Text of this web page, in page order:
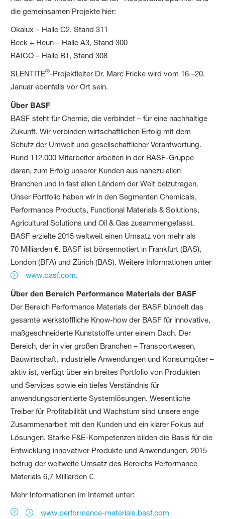
die gemeinsamen Projekte hier:
Okalux – Halle C2, Stand 311
Beck + Heun – Halle A3, Stand 300
RAICO – Halle B1, Stand 308
SLENTITE®-Projektleiter Dr. Marc Fricke wird vom 16.–20.
Januar ebenfalls vor Ort sein.
Über BASF
BASF steht für Chemie, die verbindet – für eine nachhaltige
Zukunft. Wir verbinden wirtschaftlichen Erfolg mit dem
Schutz der Umwelt und gesellschaftlicher Verantwortung.
Rund 112.000 Mitarbeiter arbeiten in der BASF-Gruppe
daran, zum Erfolg unserer Kunden aus nahezu allen
Branchen und in fast allen Ländern der Welt beizutragen.
Unser Portfolio haben wir in den Segmenten Chemicals,
Performance Products, Functional Materials & Solutions,
Agricultural Solutions und Oil & Gas zusammengefasst.
BASF erzielte 2015 weltweit einen Umsatz von mehr als
70 Milliarden €. BASF ist börsennotiert in Frankfurt (BAS),
London (BFA) und Zürich (BAS). Weitere Informationen unter
www.basf.com.
Über den Bereich Performance Materials der BASF
Der Bereich Performance Materials der BASF bündelt das
gesamte werkstoffliche Know-how der BASF für innovative,
maßgeschneiderte Kunststoffe unter einem Dach. Der
Bereich, der in vier großen Branchen – Transportwesen,
Bauwirtschaft, industrielle Anwendungen und Konsumgüter –
aktiv ist, verfügt über ein breites Portfolio von Produkten
und Services sowie ein tiefes Verständnis für
anwendungsorientierte Systemlösungen. Wesentliche
Treiber für Profitabilität und Wachstum sind unsere enge
Zusammenarbeit mit den Kunden und ein klarer Fokus auf
Lösungen. Starke F&E-Kompetenzen bilden die Basis für die
Entwicklung innovativer Produkte und Anwendungen. 2015
betrug der weltweite Umsatz des Bereichs Performance
Materials 6,7 Milliarden €.
Mehr Informationen im Internet unter:
www.performance-materials.basf.com